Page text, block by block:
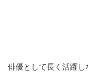
俳優として長く活躍